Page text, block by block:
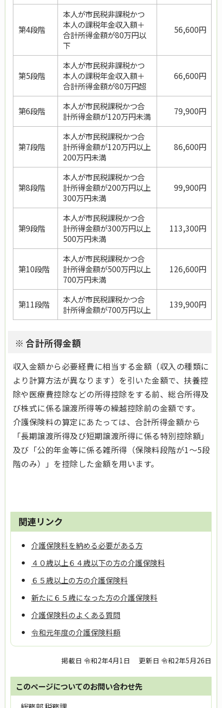
第4段階
本人が市民税非課税かつ
本人の課税年金収入額＋
合計所得金額が80万円以
下
56,600円
第5段階
本人が市民税非課税かつ
本人の課税年金収入額＋
合計所得金額が80万円超
66,600円
第6段階
本人が市民税課税かつ合
計所得金額が120万円未満
79,900円
第7段階
本人が市民税課税かつ合
計所得金額が120万円以上
200万円未満
86,600円
第8段階
本人が市民税課税かつ合
計所得金額が200万円以上
300万円未満
99,900円
第9段階
本人が市民税課税かつ合
計所得金額が300万円以上
500万円未満
113,300円
第10段階
本人が市民税課税かつ合
計所得金額が500万円以上
700万円未満
126,600円
第11段階
本人が市民税課税かつ合
計所得金額が700万円以上
139,900円
※ 合計所得金額
収入金額から必要経費に相当する金額（収入の種類に
より計算方法が異なります）を引いた金額で、扶養控
除や医療費控除などの所得控除をする前、総合所得及
び株式に係る譲渡所得等の繰越控除前の金額です。
介護保険料の算定にあたっては、合計所得金額から
「長期譲渡所得及び短期譲渡所得に係る特別控除額」
及び「公的年金等に係る雑所得（保険料段階が1～5段
階のみ）」を控除した金額を用います。
関連リンク
介護保険料を納める必要がある方
４０歳以上６４歳以下の方の介護保険料
６５歳以上の方の介護保険料
新たに６５歳になった方の介護保険料
介護保険料のよくある質問
令和元年度の介護保険料額
掲載日 令和2年4月1日 更新日 令和2年5月26日
このページについてのお問い合わせ先